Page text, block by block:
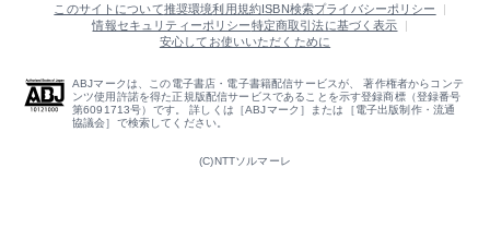
このサイトについて推奨環境利用規約ISBN検索プライバシーポリシー
情報セキュリティーポリシー特定商取引法に基づく表示
安心してお使いいただくために
ABJマークは、この電子書店・電子書籍配信サービスが、 著作権者からコンテ
ンツ使用許諾を得た正規版配信サービスであることを示す登録商標（登録番号
第6091713号）です。 詳しくは［ABJマーク］または［電子出版制作・流通
協議会］で検索してください。
(C)NTTソルマーレ